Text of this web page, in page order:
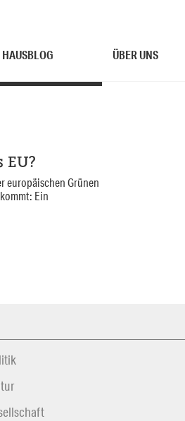
HAUSBLOG ÜBER UNS
europäischen Grünen
Ein